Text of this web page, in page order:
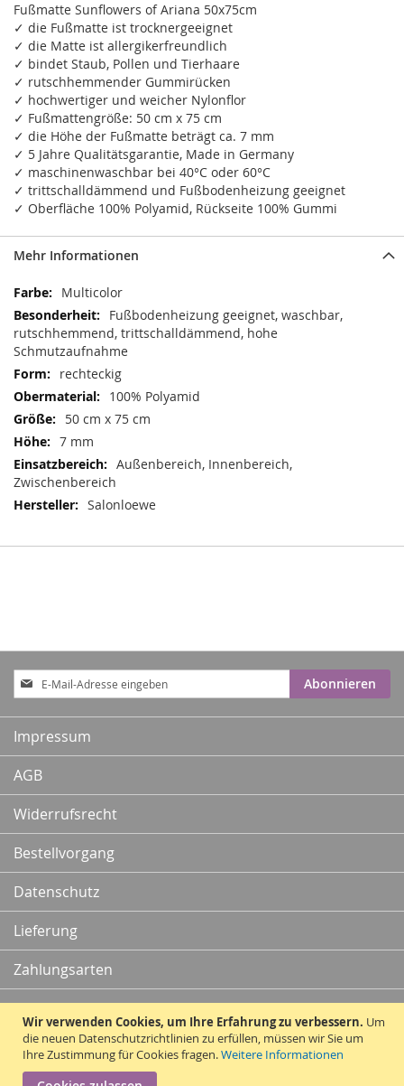
Wir verwenden Cookies, um Ihre Erfahrung zu verbessern. Um
die neuen Datenschutzrichtlinien zu erfüllen, müssen wir Sie um
Ihre Zustimmung für Cookies fragen.Weitere Informationen
Fußmatte Sunflowers of Ariana 50x75cm
✓ die Fußmatte ist trocknergeeignet
✓ die Matte ist allergikerfreundlich
✓ bindet Staub, Pollen und Tierhaare
✓ rutschhemmender Gummirücken
✓ hochwertiger und weicher Nylonflor
✓ Fußmattengröße: 50 cm x 75 cm
✓ die Höhe der Fußmatte beträgt ca. 7 mm
✓ 5 Jahre Qualitätsgarantie, Made in Germany
✓ maschinenwaschbar bei 40°C oder 60°C
✓ trittschalldämmend und Fußbodenheizung geeignet
✓ Oberfläche 100% Polyamid, Rückseite 100% Gummi
Mehr Informationen
Mehr
Informationen
Multicolor
Fußbodenheizung geeignet, waschbar,
rutschhemmend, trittschalldämmend, hohe
Schmutzaufnahme
rechteckig
100% Polyamid
50 cm x 75 cm
7 mm
Außenbereich, Innenbereich,
Zwischenbereich
Salonloewe
Anmeldung
zum
Newsletter:
Abonnieren
Impressum
AGB
Widerrufsrecht
Bestellvorgang
Datenschutz
Lieferung
Zahlungsarten
Kontakt
Vertrag widerrufen